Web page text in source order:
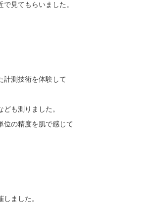
見てもらいました。
計測技術を体験して
も測りました。
位の精度を肌で感じて
ました。